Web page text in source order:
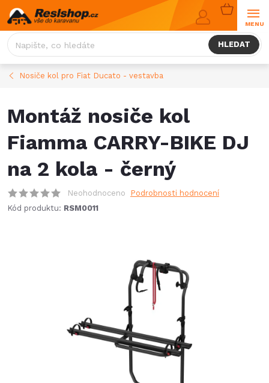
Přejít
na
obsah
HLEDAT
NÁKUPNÍ
KOŠÍK
Nosiče kol pro Fiat Ducato - vestavba
Montáž nosiče kol
Fiamma CARRY-BIKE DJ
na 2 kola - černý
Neohodnoceno
Podrobnosti hodnocení
Kód produktu: RSM0011